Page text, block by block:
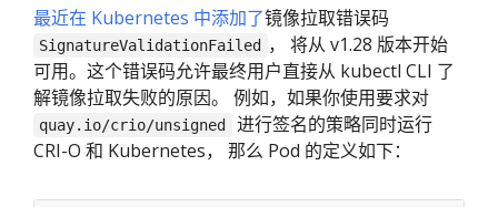
最近在 Kubernetes 中添加了镜像拉取错误码
SignatureValidationFailed
， 将从 v1.28 版本开始
可用。这个错误码允许最终用户直接从 kubectl CLI 了
解镜像拉取失败的原因。 例如，如果你使用要求对
quay.io/crio/unsigned
进行签名的策略同时运行
CRI-O 和 Kubernetes， 那么 Pod 的定义如下：